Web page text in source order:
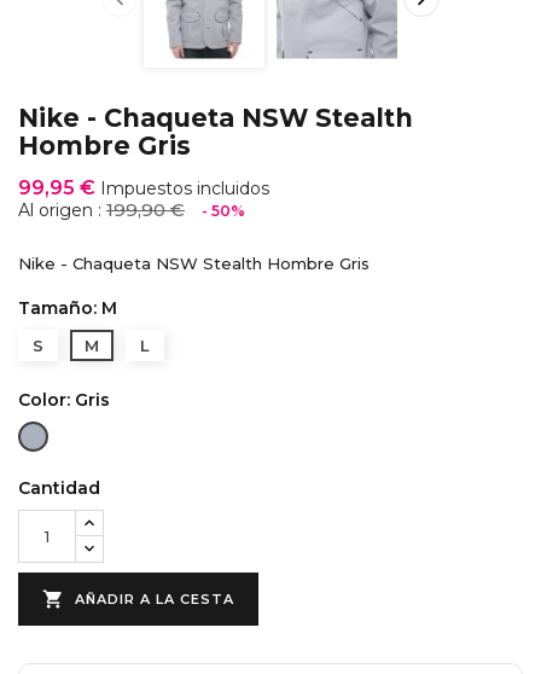
Nike - Chaqueta NSW Stealth
Hombre Gris
99,95 € Impuestos incluidos
Al origen : 199,90 € - 50%
Nike - Chaqueta NSW Stealth Hombre Gris
Tamaño: M
S M L
Color: Gris
Gris
Cantidad
 AÑADIR A LA CESTA